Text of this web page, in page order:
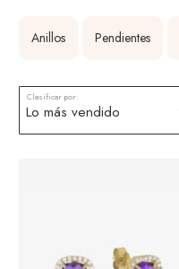
Anillos Pendientes
Clasificar por: